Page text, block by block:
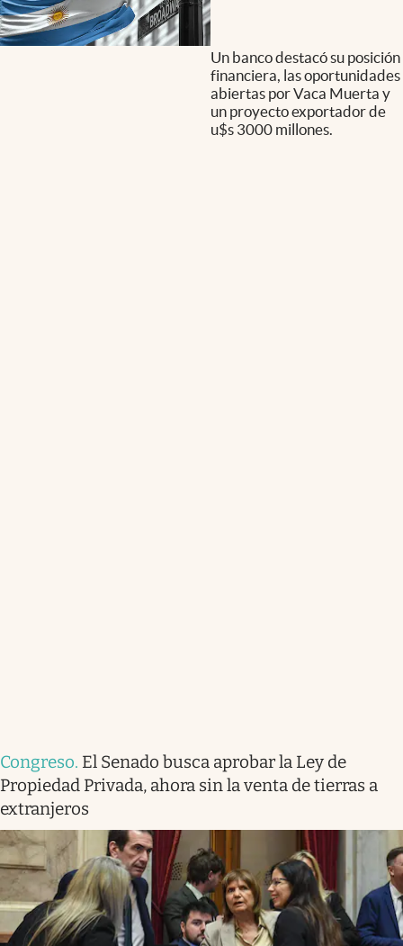
Un banco destacó su posición
financiera, las oportunidades
abiertas por Vaca Muerta y
un proyecto exportador de
u$s 3000 millones.
Congreso. El Senado busca aprobar la Ley de
Propiedad Privada, ahora sin la venta de tierras a
extranjeros